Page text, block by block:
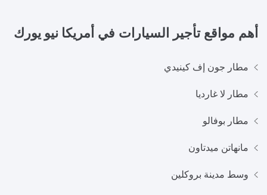
أهم مواقع تأجير السيارات في أمريكا نيو يورك
مطار جون إف كينيدي
مطار لا غارديا
مطار بوفالو
مانهاتن ميدتاون
وسط مدينة بروكلين